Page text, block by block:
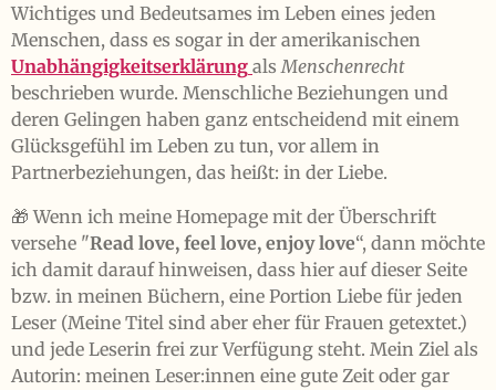
Wichtiges und Bedeutsames im Leben eines jeden
Menschen, dass es sogar in der amerikanischen
Unabhängigkeitserklärung alsMenschenrecht
beschrieben wurde. Menschliche Beziehungen und
deren Gelingen haben ganz entscheidend mit einem
Glücksgefühl im Leben zu tun, vor allem in
Partnerbeziehungen, das heißt: in der Liebe.
🎁 Wenn ich meine Homepage mit der Überschrift
versehe "Read love, feel love, enjoy love“, dann möchte
ich damit darauf hinweisen, dass hier auf dieser Seite
bzw. in meinen Büchern, eine Portion Liebe für jeden
Leser (Meine Titel sind aber eher für Frauen getextet.)
und jede Leserin frei zur Verfügung steht. Mein Ziel als
Autorin: meinen Leser:innen eine gute Zeit oder gar